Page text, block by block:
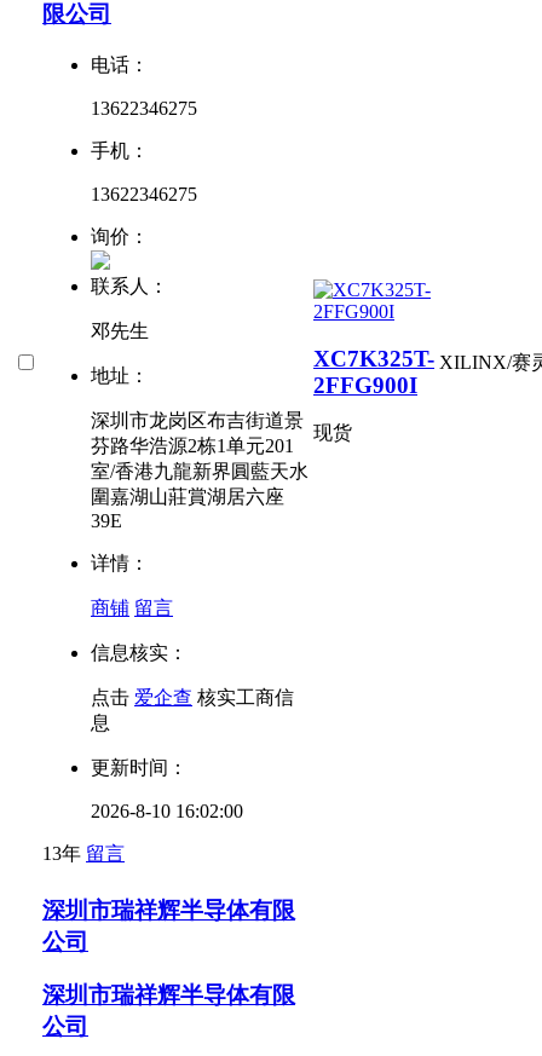
限公司
电话：
13622346275
手机：
13622346275
询价：
联系人：
邓先生
地址：
深圳市龙岗区布吉街道景
芬路华浩源2栋1单元201
室/香港九龍新界圓藍天水
圍嘉湖山莊賞湖居六座
39E
详情：
商铺 留言
信息核实：
点击 爱企查 核实工商信
息
更新时间：
2026-8-10 16:02:00
13年 留言
XC7K325T-
2FFG900I
现货
XILINX/赛
深圳市瑞祥辉半导体有限
公司
深圳市瑞祥辉半导体有限
公司